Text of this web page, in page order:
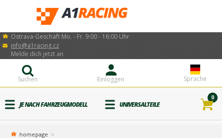
Ostrava-Geschäft Mo. - Fr. 9:00 - 16:00 Uhr
info@a1racing.cz
Sprache
Einloggen
Melde dich jetzt an
Suchen
JE NACH FAHRZEUGMODELL UNIVERSALTEILE
0
homepage